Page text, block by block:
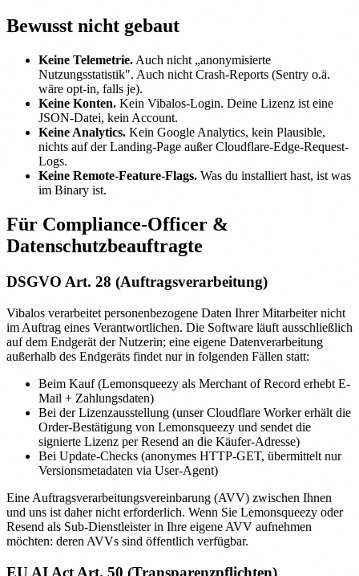
Bewusst nicht gebaut
Keine Telemetrie. Auch nicht „anonymisierte
Nutzungsstatistik". Auch nicht Crash-Reports (Sentry o.ä.
wäre opt-in, falls je).
Keine Konten. Kein Vibalos-Login. Deine Lizenz ist eine
JSON-Datei, kein Account.
Keine Analytics. Kein Google Analytics, kein Plausible,
nichts auf der Landing-Page außer Cloudflare-Edge-Request-
Logs.
Keine Remote-Feature-Flags. Was du installiert hast, ist was
im Binary ist.
Für Compliance-Officer &
Datenschutzbeauftragte
DSGVO Art. 28 (Auftragsverarbeitung)
Vibalos verarbeitet personenbezogene Daten Ihrer Mitarbeiter nicht
im Auftrag eines Verantwortlichen. Die Software läuft ausschließlich
auf dem Endgerät der Nutzerin; eine eigene Datenverarbeitung
außerhalb des Endgeräts findet nur in folgenden Fällen statt:
Beim Kauf (Lemonsqueezy als Merchant of Record erhebt E-
Mail + Zahlungsdaten)
Bei der Lizenzausstellung (unser Cloudflare Worker erhält die
Order-Bestätigung von Lemonsqueezy und sendet die
signierte Lizenz per Resend an die Käufer-Adresse)
Bei Update-Checks (anonymes HTTP-GET, übermittelt nur
Versionsmetadaten via User-Agent)
Eine Auftragsverarbeitungsvereinbarung (AVV) zwischen Ihnen
und uns ist daher nicht erforderlich. Wenn Sie Lemonsqueezy oder
Resend als Sub-Dienstleister in Ihre eigene AVV aufnehmen
möchten: deren AVVs sind öffentlich verfügbar.
EU AI Act Art. 50 (Transparenzpflichten)